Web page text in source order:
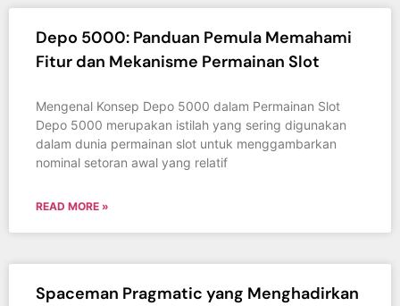
Depo 5000: Panduan Pemula Memahami
Fitur dan Mekanisme Permainan Slot
Mengenal Konsep Depo 5000 dalam Permainan Slot
Depo 5000 merupakan istilah yang sering digunakan
dalam dunia permainan slot untuk menggambarkan
nominal setoran awal yang relatif
READ MORE »
Spaceman Pragmatic yang Menghadirkan